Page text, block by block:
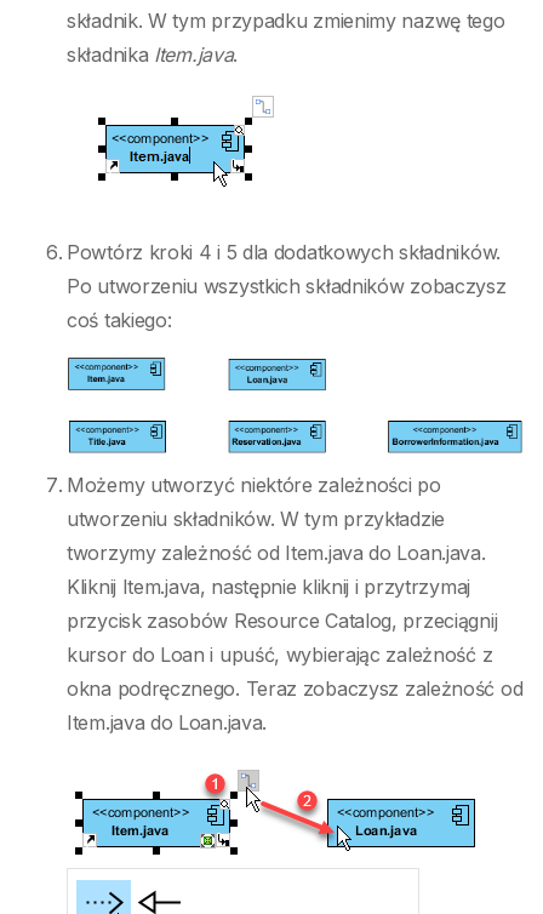
składnik. W tym przypadku zmienimy nazwę tego
składnika Item.java.
Powtórz kroki 4 i 5 dla dodatkowych składników.
Po utworzeniu wszystkich składników zobaczysz
coś takiego:
Możemy utworzyć niektóre zależności po
utworzeniu składników. W tym przykładzie
tworzymy zależność od Item.java do Loan.java.
Kliknij Item.java, następnie kliknij i przytrzymaj
przycisk zasobów Resource Catalog, przeciągnij
kursor do Loan i upuść, wybierając zależność z
okna podręcznego. Teraz zobaczysz zależność od
Item.java do Loan.java.